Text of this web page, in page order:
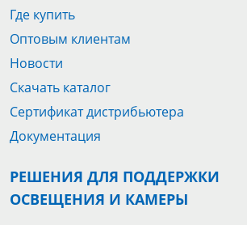
Где купить
Оптовым клиентам
Новости
Скачать каталог
Сертификат дистрибьютера
Документация
РЕШЕНИЯ ДЛЯ ПОДДЕРЖКИ
ОСВЕЩЕНИЯ И КАМЕРЫ